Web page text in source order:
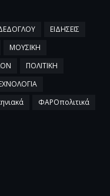
ΕΙΔΗΣΕΙΣ
ΜΟΥΣΙΚΗ
ΠΟΛΙΤΙΚΗ
ΦΑΡΟπολιτικά